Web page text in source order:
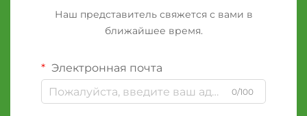
Наш представитель свяжется с вами в
ближайшее время.
Электронная почта
0/100